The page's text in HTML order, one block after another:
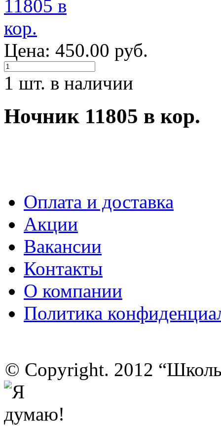
Цена: 450.00 руб.
1 шт. в наличии
Ночник 11805 в кор.
Оплата и доставка
Акции
Вакансии
Контакты
О компании
Политика
© Copyright. 2012